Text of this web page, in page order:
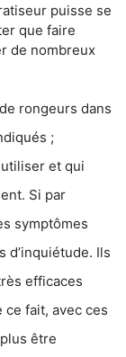
puisse se
que faire
de nombreux
rongeurs dans
;
et qui
Si par
symptômes
d’inquiétude. Ils
efficaces
ce fait, avec ces
être